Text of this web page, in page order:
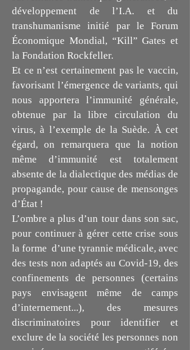
développement de l’I.A. et du
transhumanisme initié par le Forum
Économique Mondial, “Kill” Gates et
la Fondation Rockfeller.
Et ce n’est certainement pas le vaccin,
favorisant l’émergence de variants, qui
nous apportera l’immunité générale,
obtenue par la libre circulation du
virus, à l’exemple de la Suède. À cet
égard, on remarquera que la notion
même d’immunité est totalement
absente de la dialectique des médias de
propagande, pour cause de mensonges
d’État !
L’ombre a plus d’un tour dans son sac,
pour continuer à gérer cette crise sous
la forme d’une tyrannie médicale, avec
des tests non adaptés au Covid-19, des
confinements de personnes (certains
pays envisagent même de camps
d’internement...), des mesures
discriminatoires pour identifier et
exclure de la société les personnes non